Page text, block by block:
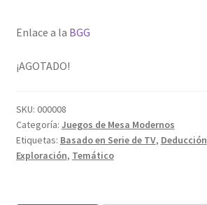
Enlace a la BGG
¡AGOTADO!
SKU: 000008
Categoría: Juegos de Mesa Modernos
Etiquetas: Basado en Serie de TV, Deducción
Exploración, Temático